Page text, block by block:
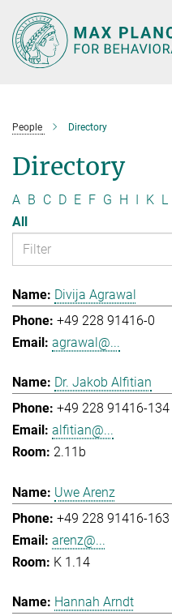
Main-
Content
People Directory
Directory
A B C D E F G H I K L
All
Divija Agrawal
+49 228 91416-0
agrawal@...
Dr. Jakob Alfitian
+49 228 91416-134
alfitian@...
2.11b
Uwe Arenz
+49 228 91416-163
arenz@...
K 1.14
Hannah Arndt